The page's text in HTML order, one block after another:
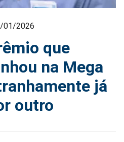
01/2026
que
na Mega
já
outro